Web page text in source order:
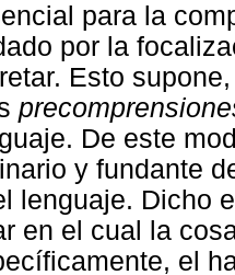
para la
por la
Esto
De este
y fundante
lenguaje. Dicho
en el cual la
el